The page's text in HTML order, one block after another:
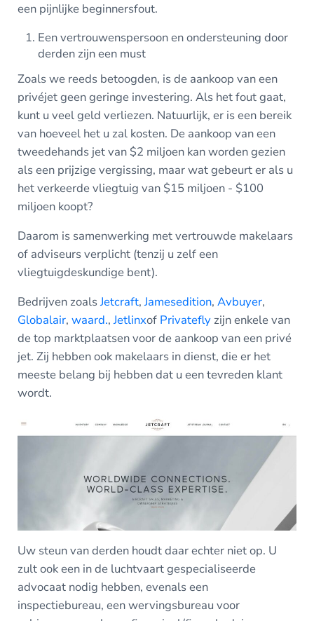
een pijnlijke beginnersfout.
Een vertrouwenspersoon en ondersteuning door
derden zijn een must
Zoals we reeds betoogden, is de aankoop van een
privéjet geen geringe investering. Als het fout gaat,
kunt u veel geld verliezen. Natuurlijk, er is een bereik
van hoeveel het u zal kosten. De aankoop van een
tweedehands jet van $2 miljoen kan worden gezien
als een prijzige vergissing, maar wat gebeurt er als u
het verkeerde vliegtuig van $15 miljoen - $100
miljoen koopt?
Daarom is samenwerking met vertrouwde makelaars
of adviseurs verplicht (tenzij u zelf een
vliegtuigdeskundige bent).
Bedrijven zoalsJetcraft,Jamesedition, Avbuyer,
Globalair, waard.,Jetlinxof Privateflyzijn enkele van
de top marktplaatsen voor de aankoop van een privé
jet. Zij hebben ook makelaars in dienst, die er het
meeste belang bij hebben dat u een tevreden klant
wordt.
Uw steun van derden houdt daar echter niet op. U
zult ook een in de luchtvaart gespecialiseerde
advocaat nodig hebben, evenals een
inspectiebureau, een wervingsbureau voor